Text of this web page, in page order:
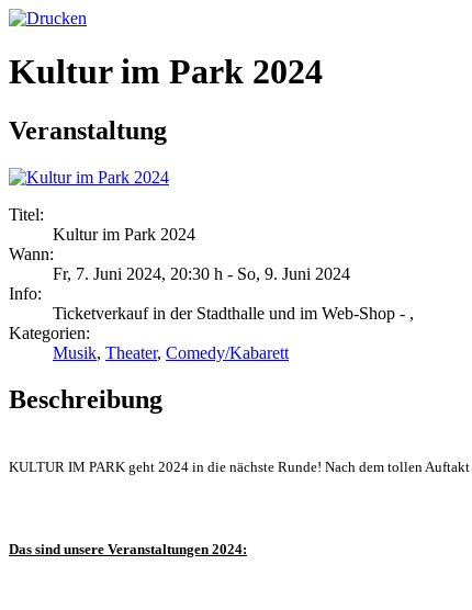
Kultur im Park 2024
Veranstaltung
Titel:
Kultur im Park 2024
Wann:
Fr, 7. Juni 2024, 20:30 h - So, 9. Juni 2024
Info:
Ticketverkauf in der Stadthalle und im Web-Shop - ,
Kategorien:
Musik, Theater, Comedy/Kabarett
Beschreibung
KULTUR IM PARK geht 2024 in die nächste Runde! Nach dem tollen Auftakt
Das sind unsere Veranstaltungen 2024: